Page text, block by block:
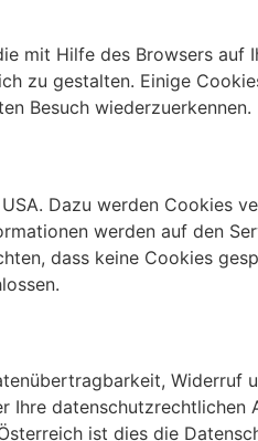
mit Hilfe des Browsers auf
zu gestalten. Einige
Besuch wiederzuerkennen.
Dazu werden Cookies
werden auf den
dass keine Cookies
Widerruf
Ihre datenschutzrechtlichen
ist dies die